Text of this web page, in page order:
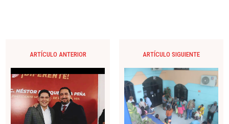
ARTÍCULO ANTERIOR ARTÍCULO SIGUIENTE